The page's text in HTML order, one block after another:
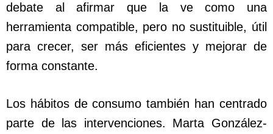
debate al afirmar que la ve como una
herramienta compatible, pero no sustituible, útil
para crecer, ser más eficientes y mejorar de
forma constante.
Los hábitos de consumo también han centrado
parte de las intervenciones. Marta González-